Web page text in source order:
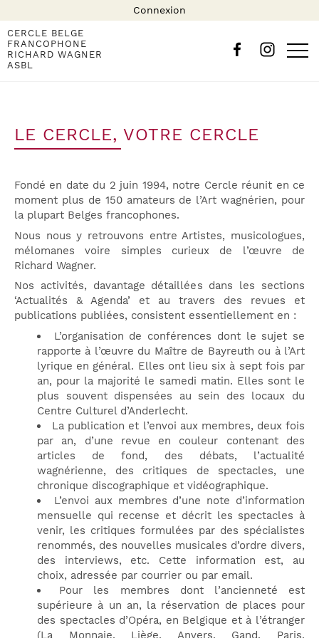
Connexion
CERCLE BELGE
FRANCOPHONE
RICHARD WAGNER
ASBL
LE CERCLE, VOTRE CERCLE
Fondé en date du 2 juin 1994, notre Cercle réunit en ce
moment plus de 150 amateurs de l’Art wagnérien, pour
la plupart Belges francophones.
Nous nous y retrouvons entre Artistes, musicologues,
mélomanes voire simples curieux de l’œuvre de
Richard Wagner.
Nos activités, davantage détaillées dans les sections
‘Actualités & Agenda’ et au travers des revues et
publications publiées, consistent essentiellement en :
L’organisation de conférences dont le sujet se
rapporte à l’œuvre du Maître de Bayreuth ou à l’Art
lyrique en général. Elles ont lieu six à sept fois par
an, pour la majorité le samedi matin. Elles sont le
plus souvent dispensées au sein des locaux du
Centre Culturel d’Anderlecht.
La publication et l’envoi aux membres, deux fois
par an, d’une revue en couleur contenant des
articles de fond, des débats, l’actualité
wagnérienne, des critiques de spectacles, une
chronique discographique et vidéographique.
L’envoi aux membres d’une note d’information
mensuelle qui recense et décrit les spectacles à
venir, les critiques formulées par des spécialistes
renommés, des nouvelles musicales d’ordre divers,
des interviews, etc. Cette information est, au
choix, adressée par courrier ou par email.
Pour les membres dont l’ancienneté est
supérieure à un an, la réservation de places pour
des spectacles d’Opéra, en Belgique et à l’étranger
(La Monnaie, Liège, Anvers, Gand, Paris,